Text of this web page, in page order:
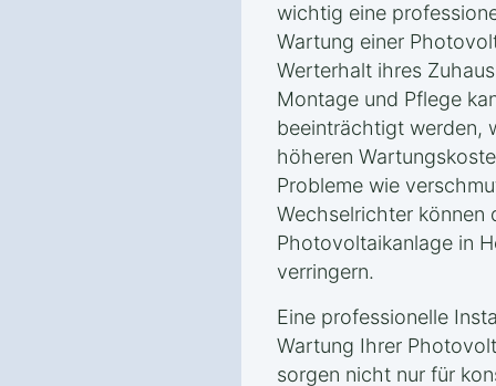
wichtig eine
Wartung einer
Werterhalt ihres
Montage und Pflege
beeinträchtigt werden,
höheren
Probleme wie
Wechselrichter können
Photovoltaikanlage in
verringern.
Eine professionelle
Wartung Ihrer
sorgen nicht nur für